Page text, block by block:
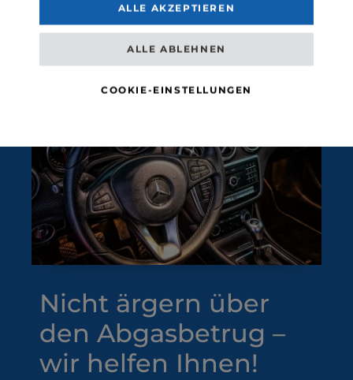
Abgasskandal betroffen sind.Modellliste-Mercedes-
Abgasskandal
Nicht ärgern über
den Abgasbetrug –
wir helfen Ihnen!
ALLE AKZEPTIEREN
ALLE ABLEHNEN
COOKIE-EINSTELLUNGEN